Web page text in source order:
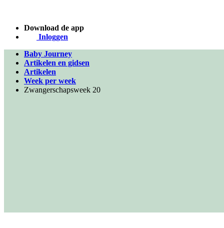
Download de app
Inloggen
Baby Journey
Artikelen en gidsen
Artikelen
Week per week
Zwangerschapsweek 20